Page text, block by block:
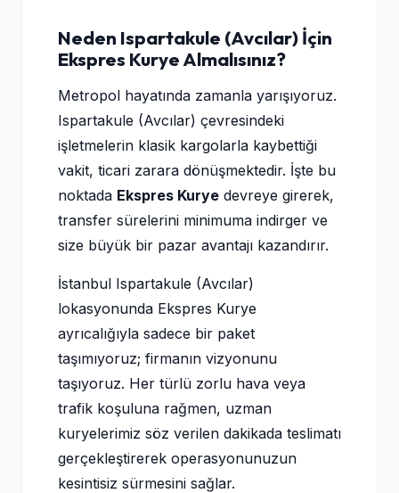
Neden Ispartakule (Avcılar) İçin
Ekspres Kurye Almalısınız?
Metropol hayatında zamanla yarışıyoruz.
Ispartakule (Avcılar) çevresindeki
işletmelerin klasik kargolarla kaybettiği
vakit, ticari zarara dönüşmektedir. İşte bu
noktada Ekspres Kurye devreye girerek,
transfer sürelerini minimuma indirger ve
size büyük bir pazar avantajı kazandırır.
İstanbul Ispartakule (Avcılar)
lokasyonunda Ekspres Kurye
ayrıcalığıyla sadece bir paket
taşımıyoruz; firmanın vizyonunu
taşıyoruz. Her türlü zorlu hava veya
trafik koşuluna rağmen, uzman
kuryelerimiz söz verilen dakikada teslimatı
gerçekleştirerek operasyonunuzun
kesintisiz sürmesini sağlar.